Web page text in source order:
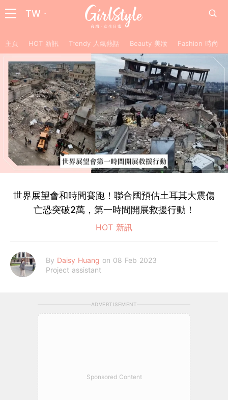
TW
主頁 HOT 新訊 Trendy 人氣熱話 Beauty 美妝 Fashion 時尚
世界展望會和時間賽跑！聯合國預估土耳其大震傷
亡恐突破2萬，第一時間開展救援行動！
HOT 新訊
By Daisy Huang on 08 Feb 2023
Project assistant
ADVERTISEMENT
Sponsored Content